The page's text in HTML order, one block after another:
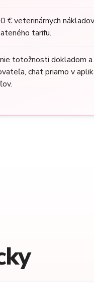
€ veterinárnych
tarifu.
totožnosti dokladom
chat priamo v